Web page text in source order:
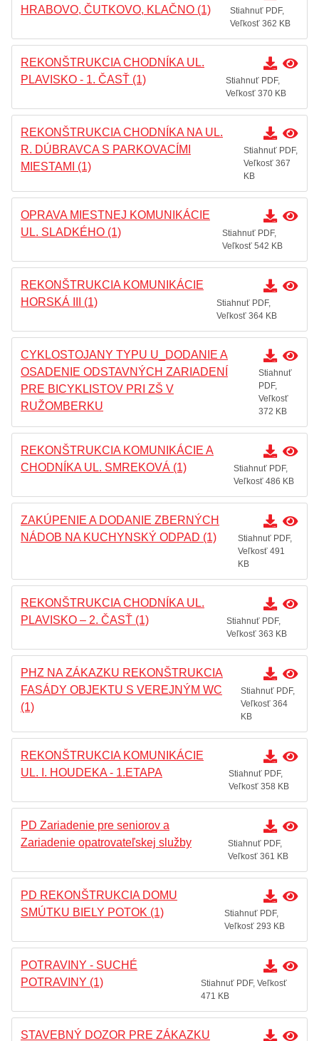
HRABOVO, ČUTKOVO, KLAČNO (1)
Stiahnuť PDF,
Veľkosť 362 KB
REKONŠTRUKCIA CHODNÍKA UL.
PLAVISKO - 1. ČASŤ (1)
Stiahnuť PDF,
Veľkosť 370 KB
REKONŠTRUKCIA CHODNÍKA NA UL.
R. DÚBRAVCA S PARKOVACÍMI
MIESTAMI (1)
Stiahnuť PDF,
Veľkosť 367
KB
OPRAVA MIESTNEJ KOMUNIKÁCIE
UL. SLADKÉHO (1)
Stiahnuť PDF,
Veľkosť 542 KB
REKONŠTRUKCIA KOMUNIKÁCIE
HORSKÁ III (1)
Stiahnuť PDF,
Veľkosť 364 KB
CYKLOSTOJANY TYPU U_DODANIE A
OSADENIE ODSTAVNÝCH ZARIADENÍ
PRE BICYKLISTOV PRI ZŠ V
RUŽOMBERKU
Stiahnuť
PDF,
Veľkosť
372 KB
REKONŠTRUKCIA KOMUNIKÁCIE A
CHODNÍKA UL. SMREKOVÁ (1)
Stiahnuť PDF,
Veľkosť 486 KB
ZAKÚPENIE A DODANIE ZBERNÝCH
NÁDOB NA KUCHYNSKÝ ODPAD (1)
Stiahnuť PDF,
Veľkosť 491
KB
REKONŠTRUKCIA CHODNÍKA UL.
PLAVISKO – 2. ČASŤ (1)
Stiahnuť PDF,
Veľkosť 363 KB
PHZ NA ZÁKAZKU REKONŠTRUKCIA
FASÁDY OBJEKTU S VEREJNÝM WC
(1)
Stiahnuť PDF,
Veľkosť 364
KB
REKONŠTRUKCIA KOMUNIKÁCIE
UL. I. HOUDEKA - 1.ETAPA
Stiahnuť PDF,
Veľkosť 358 KB
PD Zariadenie pre seniorov a
Zariadenie opatrovateľskej služby
Stiahnuť PDF,
Veľkosť 361 KB
PD REKONŠTRUKCIA DOMU
SMÚTKU BIELY POTOK (1)
Stiahnuť PDF,
Veľkosť 293 KB
POTRAVINY - SUCHÉ
POTRAVINY (1)
Stiahnuť PDF, Veľkosť
471 KB
STAVEBNÝ DOZOR PRE ZÁKAZKU